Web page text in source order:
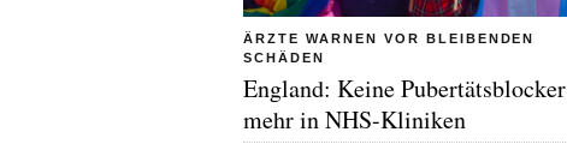
ÄRZTE WARNEN VOR BLEIBENDEN
SCHÄDEN
England: Keine Pubertätsblocker
mehr in NHS-Kliniken